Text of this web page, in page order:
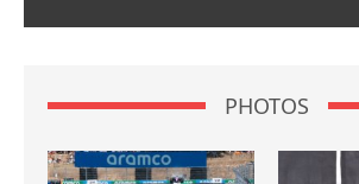
PHOTOS